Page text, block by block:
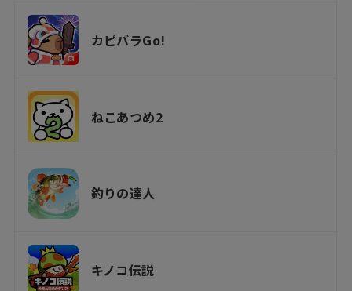
カピバラGo!
ねこあつめ2
釣りの達人
キノコ伝説